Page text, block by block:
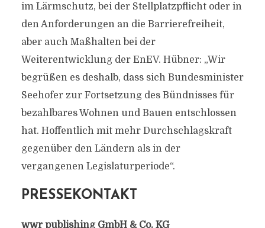
im Lärmschutz, bei der Stellplatzpflicht oder in
den Anforderungen an die Barrierefreiheit,
aber auch Maßhalten bei der
Weiterentwicklung der EnEV. Hübner: „Wir
begrüßen es deshalb, dass sich Bundesminister
Seehofer zur Fortsetzung des Bündnisses für
bezahlbares Wohnen und Bauen entschlossen
hat. Hoffentlich mit mehr Durchschlagskraft
gegenüber den Ländern als in der
vergangenen Legislaturperiode“.
PRESSEKONTAKT
wwr publishing GmbH & Co. KG